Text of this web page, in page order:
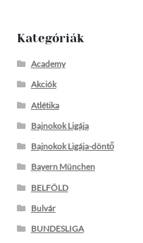
Kategóriák
Academy
Akciók
Atlétika
Bajnokok Ligája
Bajnokok Ligája-döntő
Bayern München
BELFÖLD
Bulvár
BUNDESLIGA